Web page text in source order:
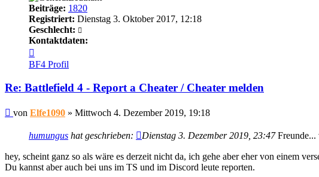
Beiträge: 1820
Registriert: Dienstag 3. Oktober 2017, 12:18
Geschlecht:
Kontaktdaten:
von
Elfe1090
BF4 Profil
Re: Battlefield 4 - Report a Cheater / Cheater melden
Beitrag
von Elfe1090 » Mittwoch 4. Dezember 2019, 19:18
humungus hat geschrieben: Dienstag 3. Dezember 2019, 23:47Freunde...
hey, scheint ganz so als wäre es derzeit nicht da, ich gehe aber eher von einem
Du kannst aber auch bei uns im TS und im Discord leute reporten.